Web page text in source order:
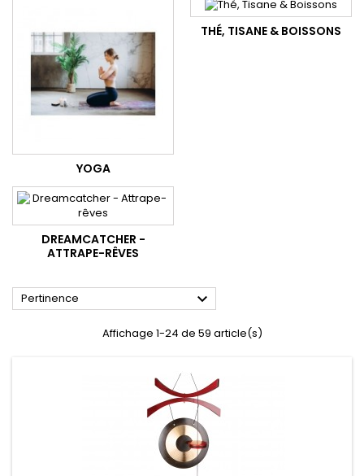
YOGA
THÉ, TISANE & BOISSONS
DREAMCATCHER -
ATTRAPE-RÊVES
Pertinence 
Affichage 1-24 de 59 article(s)